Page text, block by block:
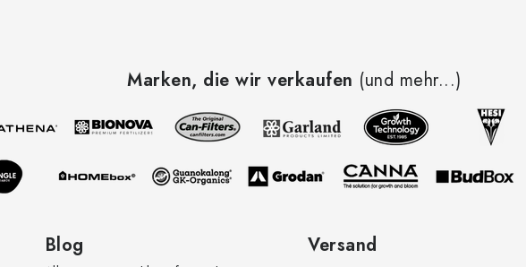
e
n
t
Marken, die wir verkaufen (und mehr...)
Blog Versand